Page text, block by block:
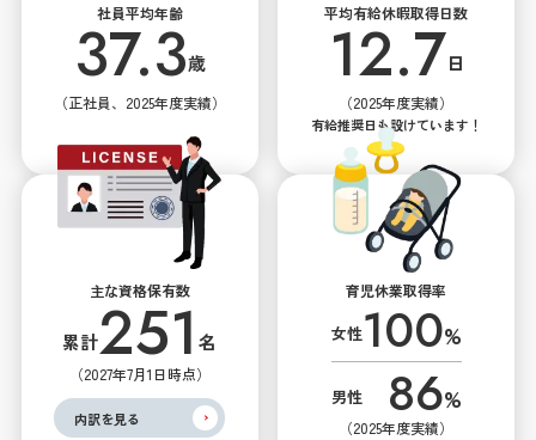
社員平均年齢
37.3歳
（正社員、2025年度実績）
平均有給休暇取得日数
12.7日
（2025年度実績）
有給推奨日も設けています！
主な資格保有数
累計251名
（2027年7月1日時点）
内訳を見る
育児休業取得率
女性100%
男性 86%
（2025年度実績）